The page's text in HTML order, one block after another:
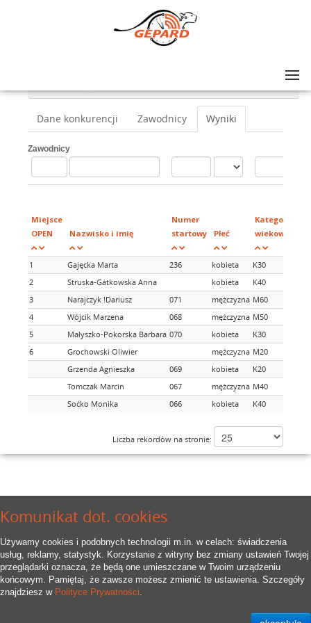
Komunikat dot. cookies
Używamy cookies i podobnych technologii m.in. w celach: świadczenia
usług, reklamy, statystyk. Korzystanie z witryny bez zmiany ustawień Twojej
przeglądarki oznacza, że będą one umieszczane w Twoim urządzeniu
końcowym. Pamiętaj, że zawsze możesz zmienić te ustawienia. Szczegóły
znajdziesz w Polityce Prywatności.
Dane konkurencji Zawodnicy Wyniki
Zawodnicy
Miejsce
OPEN
Nazwisko i imię
Numer
startowy
Płeć
Kategorie
wiekowe
1 Gajęcka Marta 236 kobieta
K30
2
Struska-Gatkowska Anna kobieta
K40
3
Narajczyk !Dariusz 071 mężczyzna M60
4
Wójcik Marzena 068 mężczyzna M50
5
Małyszko-Pokorska Barbara 070 kobieta
K30
6
Grochowski Oliwier mężczyzna M20
Grzenda Agnieszka
069 kobieta
K20
Tomczak Marcin
067 mężczyzna M40
Soćko Monika
066 kobieta K40
Liczba rekordów na stronie: